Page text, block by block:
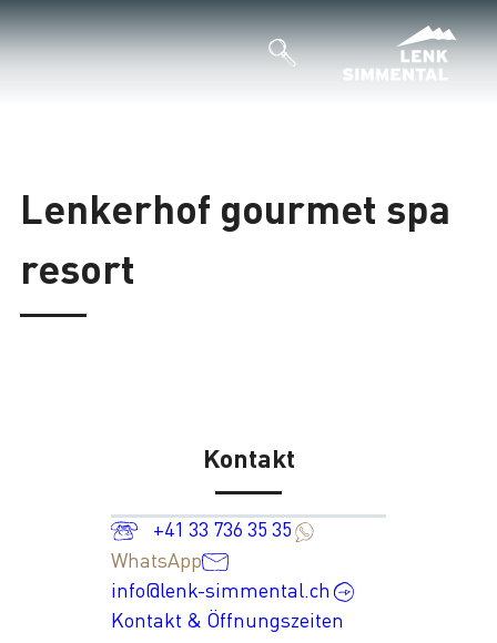
Lenkerhof gourmet spa
resort
Kontakt
+41 33 736 35 35
WhatsApp
info@lenk-simmental.ch
Kontakt & Öffnungszeiten